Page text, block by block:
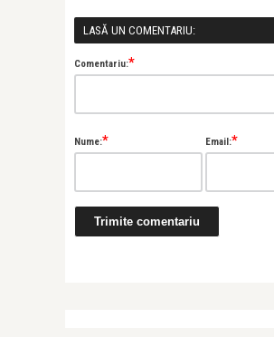
LASĂ UN COMENTARIU:
Comentariu:*
Nume:* Email:*